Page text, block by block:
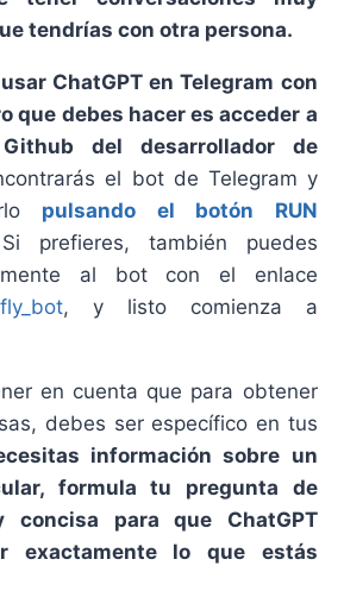
tendrías con otra persona.
ChatGPT en Telegram con
que debes hacer es acceder a
del desarrollador de
el bot de Telegram y
pulsando el botón RUN
prefieres, también puedes
al bot con el enlace
, y listo comienza a
en cuenta que para obtener
debes ser específico en tus
información sobre un
formula tu pregunta de
concisa para que ChatGPT
exactamente lo que estás